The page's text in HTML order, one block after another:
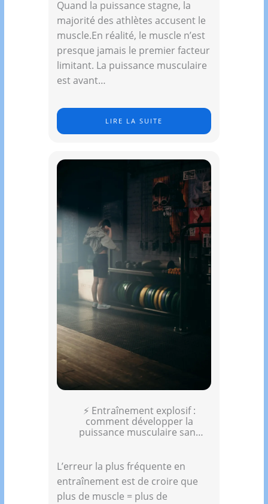
Quand la puissance stagne, la
majorité des athlètes accusent le
muscle.En réalité, le muscle n’est
presque jamais le premier facteur
limitant. La puissance musculaire
est avant…
LIRE LA SUITE
⚡ Entraînement explosif :
comment développer la
puissance musculaire sans
L’erreur la plus fréquente en
entraînement est de croire que
plus de muscle = plus de